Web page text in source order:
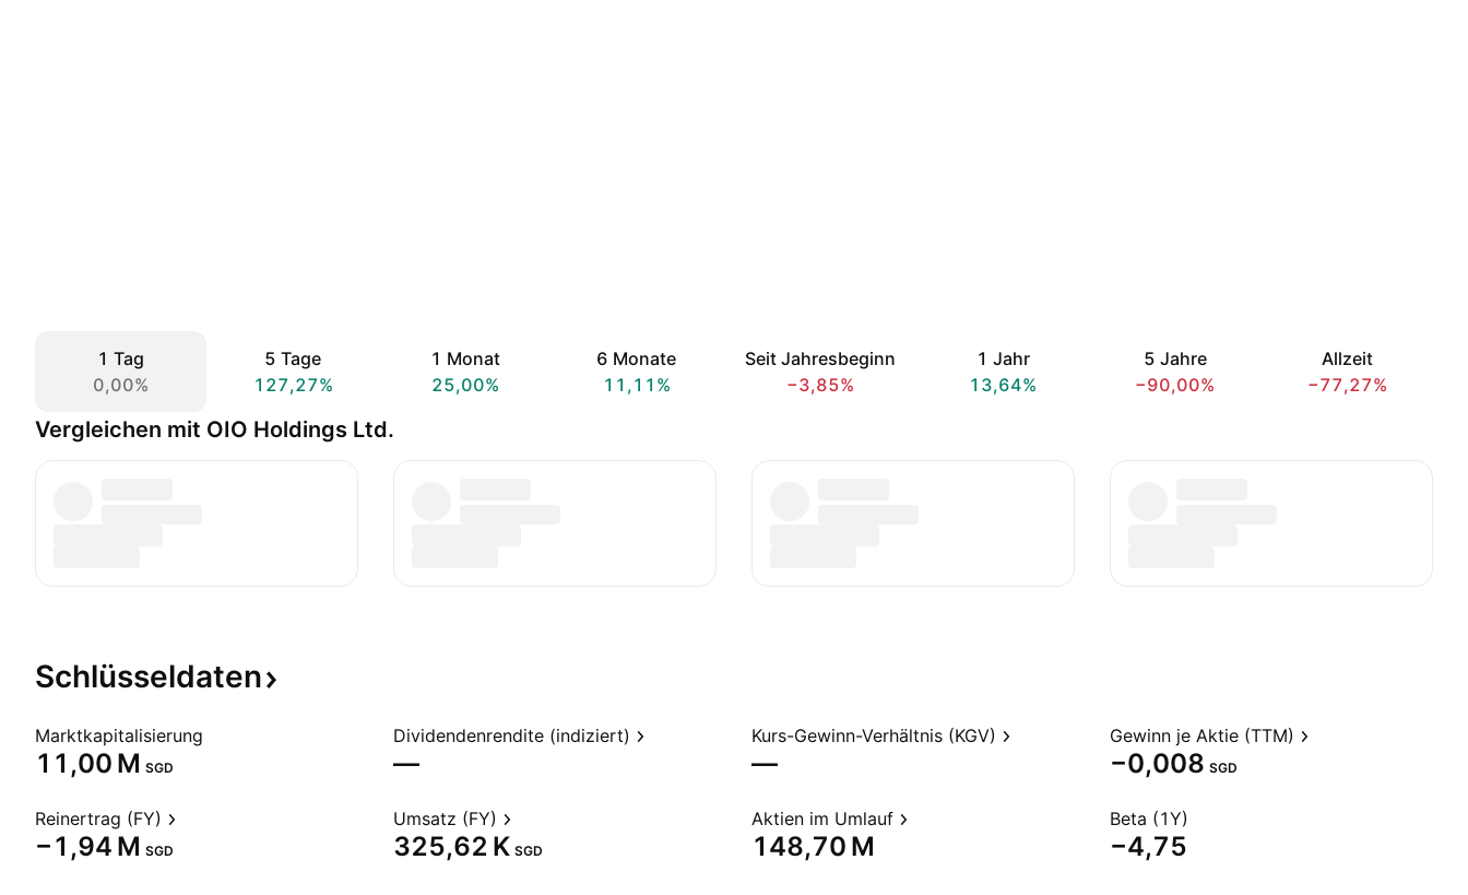
1 Tag
0,00%
5 Tage
127,27%
1 Monat
25,00%
6 Monate
11,11%
Seit Jahresbeginn
−3,85%
1 Jahr
13,64%
5 Jahre
−90,00%
Allzeit
−77,27%
Vergleichen mit OIO Holdings Ltd.
Schlüsseldaten
Marktkapitalisierung
‪11,00 M‬ SGD
Dividendenrendite (indiziert)
—
Kurs-Gewinn-Verhältnis (KGV)
—
Gewinn je Aktie (TTM)
−0,008 SGD
Reinertrag (FY)
‪−1,94 M‬ SGD
Umsatz (FY)
‪325,62 K‬ SGD
Aktien im Umlauf
‪148,70 M‬
Beta (1Y)
−4,75